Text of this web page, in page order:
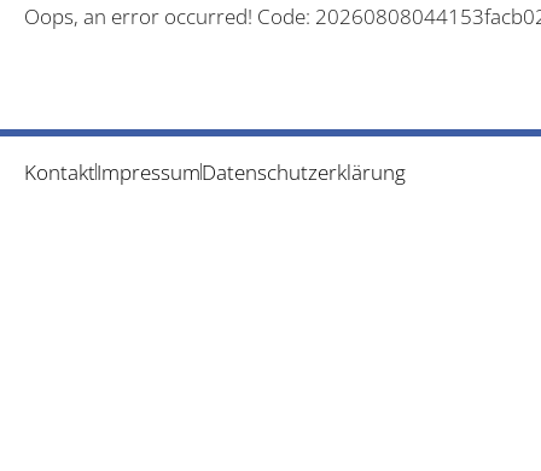
Oops, an error occurred! Code:
KontaktImpressumDatenschutzerklärung